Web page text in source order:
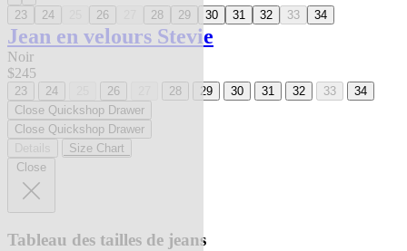
23 24 26 28 29 30 31 32 33 34
Jean en velours Stevie
Noir
$245
23 24 26 28 29 30 31 32 33
34
Close Quickshop Drawer
Close Quickshop Drawer
Size Chart
Close
Tableau des tailles de jeans